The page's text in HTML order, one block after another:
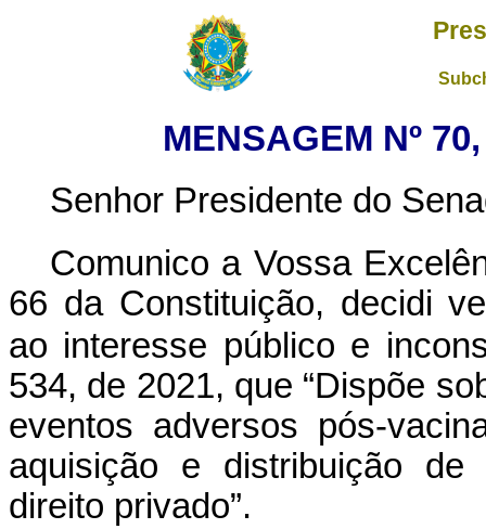
MENSAGEM Nº
Senhor Presidente do
Comunico a Vossa
66 da Constituição, decidi
ao interesse público e
534, de 2021, que “Dispõe
eventos adversos pós-
aquisição e distribuição
direito privado”.